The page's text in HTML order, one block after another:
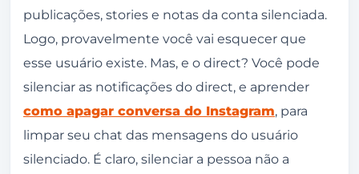
publicações, stories e notas da conta silenciada.
Logo, provavelmente você vai esquecer que
esse usuário existe. Mas, e o direct? Você pode
silenciar as notificações do direct, e aprender
como apagar conversa do Instagram, para
limpar seu chat das mensagens do usuário
silenciado. É claro, silenciar a pessoa não a